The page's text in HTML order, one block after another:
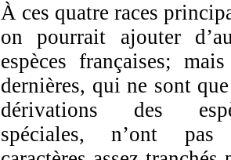
À ces quatre races
on pourrait ajouter
espèces françaises;
dernières, qui ne sont
dérivations des
spéciales, n’ont